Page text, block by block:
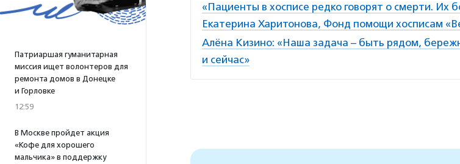
Патриаршая гуманитарная
миссия ищет волонтеров для
ремонта домов в Донецке
и Горловке
12:59
В Москве пройдет акция
«Кофе для хорошего
мальчика» в поддержку
«Пациенты в хосписе редко говорят о смерти. Их
Екатерина Харитонова, Фонд помощи хосписам
Алёна Кизино: «Наша задача – быть рядом,
и сейчас»